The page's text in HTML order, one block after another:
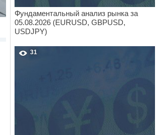
Фундаментальный анализ рынка за
05.08.2026 (EURUSD, GBPUSD,
USDJPY)
31